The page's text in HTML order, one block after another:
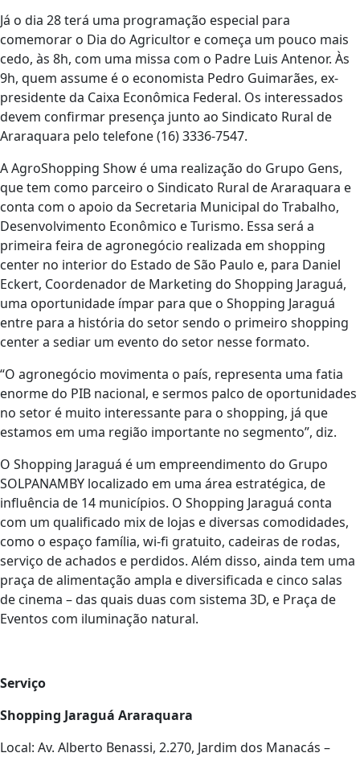
Já o dia 28 terá uma programação especial para
comemorar o Dia do Agricultor e começa um pouco mais
cedo, às 8h, com uma missa com o Padre Luis Antenor. Às
9h, quem assume é o economista Pedro Guimarães, ex-
presidente da Caixa Econômica Federal. Os interessados
devem confirmar presença junto ao Sindicato Rural de
Araraquara pelo telefone (16) 3336-7547.
A AgroShopping Show é uma realização do Grupo Gens,
que tem como parceiro o Sindicato Rural de Araraquara e
conta com o apoio da Secretaria Municipal do Trabalho,
Desenvolvimento Econômico e Turismo. Essa será a
primeira feira de agronegócio realizada em shopping
center no interior do Estado de São Paulo e, para Daniel
Eckert, Coordenador de Marketing do Shopping Jaraguá,
uma oportunidade ímpar para que o Shopping Jaraguá
entre para a história do setor sendo o primeiro shopping
center a sediar um evento do setor nesse formato.
“O agronegócio movimenta o país, representa uma fatia
enorme do PIB nacional, e sermos palco de oportunidades
no setor é muito interessante para o shopping, já que
estamos em uma região importante no segmento”, diz.
O Shopping Jaraguá é um empreendimento do Grupo
SOLPANAMBY localizado em uma área estratégica, de
influência de 14 municípios. O Shopping Jaraguá conta
com um qualificado mix de lojas e diversas comodidades,
como o espaço família, wi-fi gratuito, cadeiras de rodas,
serviço de achados e perdidos. Além disso, ainda tem uma
praça de alimentação ampla e diversificada e cinco salas
de cinema – das quais duas com sistema 3D, e Praça de
Eventos com iluminação natural.
Serviço
Shopping Jaraguá Araraquara
Local: Av. Alberto Benassi, 2.270, Jardim dos Manacás –